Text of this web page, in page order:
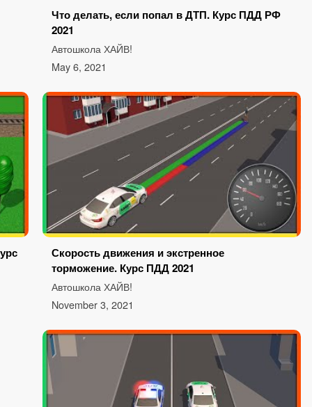
Что делать, если попал в ДТП. Курс ПДД РФ
2021
Автошкола ХАЙВ!
May 6, 2021
Скорость движения и экстренное
торможение. Курс ПДД 2021
Автошкола ХАЙВ!
November 3, 2021